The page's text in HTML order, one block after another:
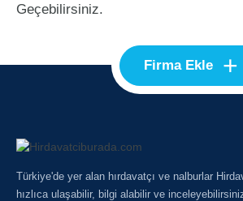
Geçebilirsiniz.
Firma Ekle +
Türkiye'de yer alan hırdavatçı ve nalburlar
hızlıca ulaşabilir, bilgi alabilir ve